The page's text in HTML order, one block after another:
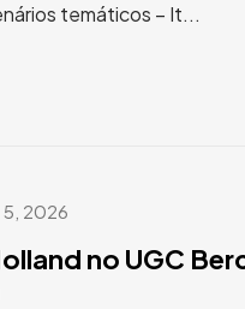
temáticos – It...
5, 2026
no UGC